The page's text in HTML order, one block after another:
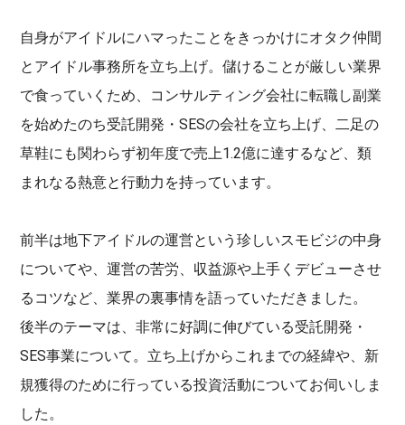
自身がアイドルにハマったことをきっかけにオタク仲間
とアイドル事務所を立ち上げ。儲けることが厳しい業界
で食っていくため、コンサルティング会社に転職し副業
を始めたのち受託開発・SESの会社を立ち上げ、二足の
草鞋にも関わらず初年度で売上1.2億に達するなど、類
まれなる熱意と行動力を持っています。
前半は地下アイドルの運営という珍しいスモビジの中身
についてや、運営の苦労、収益源や上手くデビューさせ
るコツなど、業界の裏事情を語っていただきました。
後半のテーマは、非常に好調に伸びている受託開発・
SES事業について。立ち上げからこれまでの経緯や、新
規獲得のために行っている投資活動についてお伺いしま
した。